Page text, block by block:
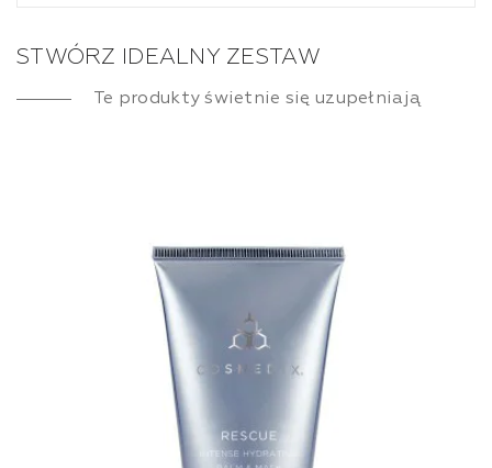
STWÓRZ IDEALNY ZESTAW
Te produkty świetnie się uzupełniają